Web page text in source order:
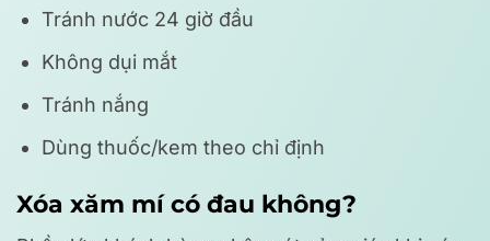
Tránh nước 24 giờ đầu
Không dụi mắt
Tránh nắng
Dùng thuốc/kem theo chỉ định
Xóa xăm mí có đau không?